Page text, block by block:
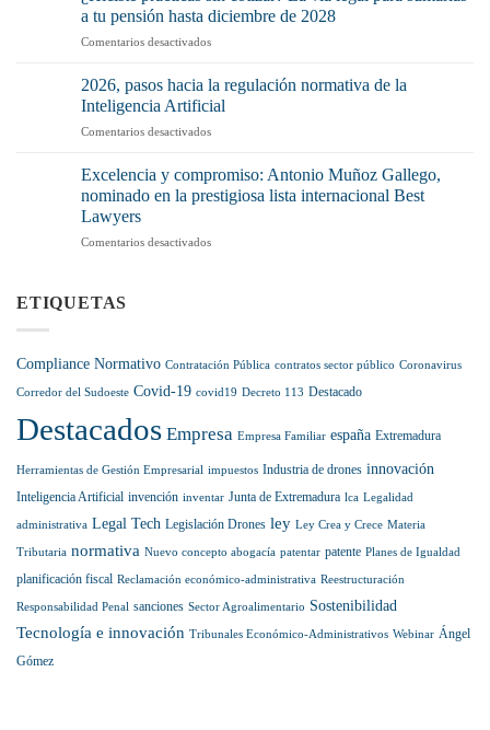
(y
no
o
no
correctamente?
la
Cadena
pisa
el
récord
sanciones
y
en
a tu pensión hasta diciembre de 2028
Comentarios desactivadosen
prácticas
cotizar?
La
legal
para
sumarlas
tu
2026, pasos hacia la regulación normativa de la
Inteligencia Artificial
Comentarios desactivadosen
la
normativa
Excelencia y compromiso: Antonio Muñoz Gallego,
nominado en la prestigiosa lista internacional Best
Lawyers
Comentarios desactivadosen
nominado
en
internacional
Lawyers
ETIQUETAS
Compliance Normativo Contratación Pública contratos sector público Coronavirus
Corredor del Sudoeste Covid-19 covid19 Decreto 113 Destacado
Destacados Empresa Empresa Familiar españa Extremadura
Herramientas de Gestión Empresarial impuestos Industria de drones innovación
Inteligencia Artificial invención inventar Junta de Extremadura lca Legalidad
administrativa Legal Tech Legislación Drones ley Ley Crea y Crece Materia
Tributaria normativa Nuevo concepto abogacía patentar patente Planes de Igualdad
planificación fiscal Reclamación económico-administrativa Reestructuración
Responsabilidad Penal sanciones Sector Agroalimentario Sostenibilidad
Tecnología e innovación Tribunales Económico-Administrativos Webinar Ángel
Gómez